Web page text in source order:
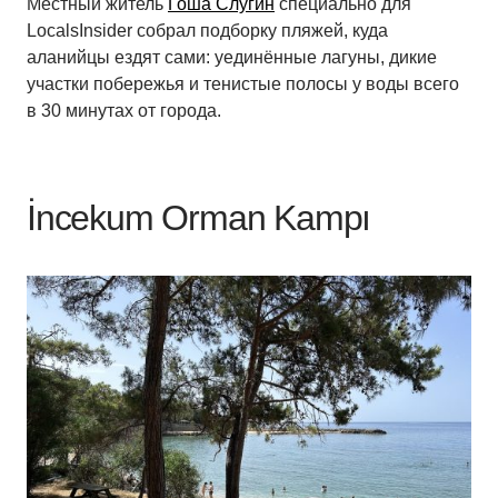
Местный житель Гоша Слугин специально для
LocalsInsider собрал подборку пляжей, куда
аланийцы ездят сами: уединённые лагуны, дикие
участки побережья и тенистые полосы у воды всего
в 30 минутах от города.
İncekum Orman Kampı